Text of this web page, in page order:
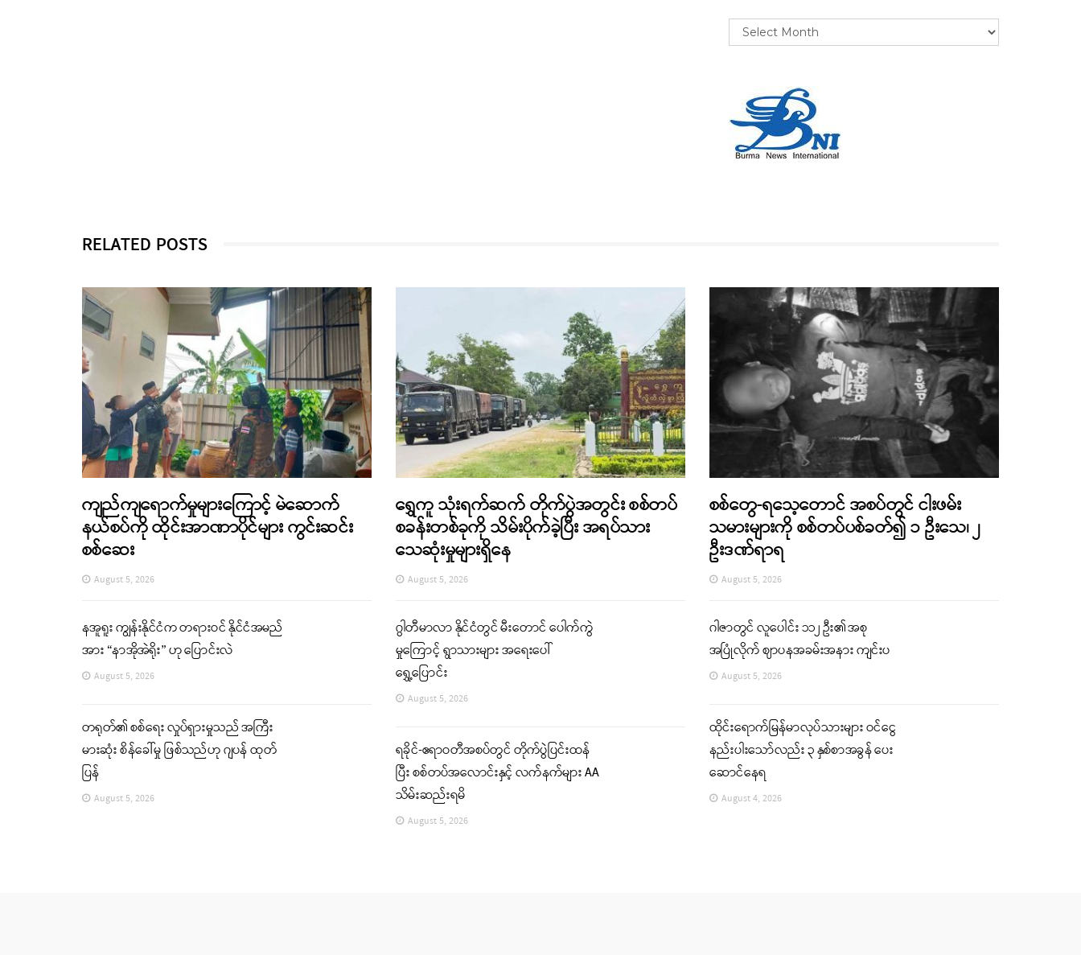
RELATED POSTS
ကျည်ကျရောက်မှုများကြောင့် မဲဆောက်
နယ်စပ်ကို ထိုင်းအာဏာပိုင်များ ကွင်းဆင်း
စစ်ဆေး
August 5, 2026
နအူရူး ကျွန်းနိုင်ငံက တရားဝင် နိုင်ငံအမည်
အား “နာအိုအဲရိုး” ဟု ပြောင်းလဲ
August 5, 2026
တရုတ်၏ စစ်ရေး လှုပ်ရှားမှုသည် အကြီး
မားဆုံး စိန်ခေါ်မှု ဖြစ်သည်ဟု ဂျပန် ထုတ်
ပြန်
August 5, 2026
ရွှေကူ သုံးရက်ဆက် တိုက်ပွဲအတွင်း စစ်တပ်
စခန်းတစ်ခုကို သိမ်းပိုက်ခဲ့ပြီး အရပ်သား
သေဆုံးမှုများရှိနေ
August 5, 2026
ဂွါတီမာလာ နိုင်ငံတွင် မီးတောင် ပေါက်ကွဲ
မှုကြောင့် ရွာသားများ အရေးပေါ်
ရွှေ့ပြောင်း
August 5, 2026
ရခိုင်-ဧရာဝတီအစပ်တွင် တိုက်ပွဲပြင်းထန်
ပြီး စစ်တပ်အလောင်းနှင့် လက်နက်များ AA
သိမ်းဆည်းရမိ
August 5, 2026
စစ်တွေ-ရသေ့တောင် အစပ်တွင် ငါးဖမ်း
သမားများကို စစ်တပ်ပစ်ခတ်၍ ၁ ဦးသေ၊ ၂
ဦးဒဏ်ရာရ
August 5, 2026
ဂါဇာတွင် လူပေါင်း ၁၁၂ ဦး၏ အစု
အပြုံလိုက် ဈာပနအခမ်းအနား ကျင်းပ
August 5, 2026
ထိုင်းရောက်မြန်မာလုပ်သားများ ဝင်ငွေ
နည်းပါးသော်လည်း ၃ နှစ်စာအခွန် ပေး
ဆောင်နေရ
August 4, 2026